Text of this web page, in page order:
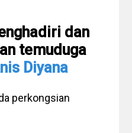
dan
temuduga
Diyana
perkongsian